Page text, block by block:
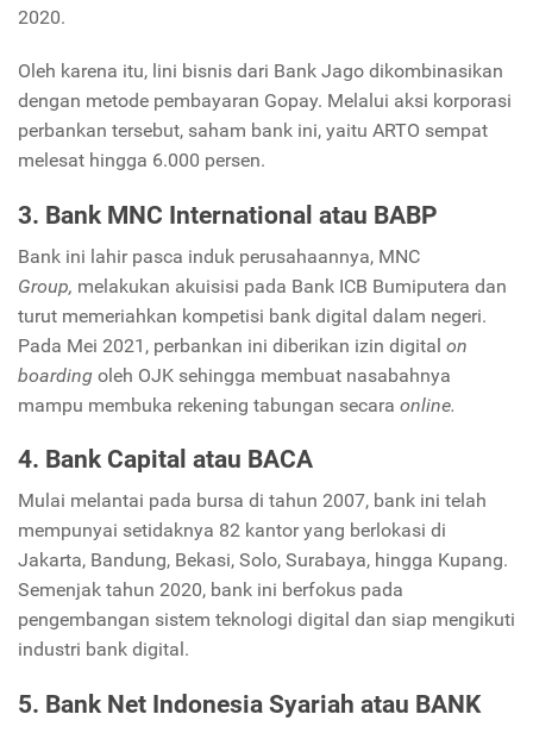
2020.
Oleh karena itu, lini bisnis dari Bank Jago dikombinasikan
dengan metode pembayaran Gopay. Melalui aksi korporasi
perbankan tersebut, saham bank ini, yaitu ARTO sempat
melesat hingga 6.000 persen.
3. Bank MNC International atau BABP
Bank ini lahir pasca induk perusahaannya, MNC
Group, melakukan akuisisi pada Bank ICB Bumiputera dan
turut memeriahkan kompetisi bank digital dalam negeri.
Pada Mei 2021, perbankan ini diberikan izin digital on
boarding oleh OJK sehingga membuat nasabahnya
mampu membuka rekening tabungan secara online.
4. Bank Capital atau BACA
Mulai melantai pada bursa di tahun 2007, bank ini telah
mempunyai setidaknya 82 kantor yang berlokasi di
Jakarta, Bandung, Bekasi, Solo, Surabaya, hingga Kupang.
Semenjak tahun 2020, bank ini berfokus pada
pengembangan sistem teknologi digital dan siap mengikuti
industri bank digital.
5. Bank Net Indonesia Syariah atau BANK